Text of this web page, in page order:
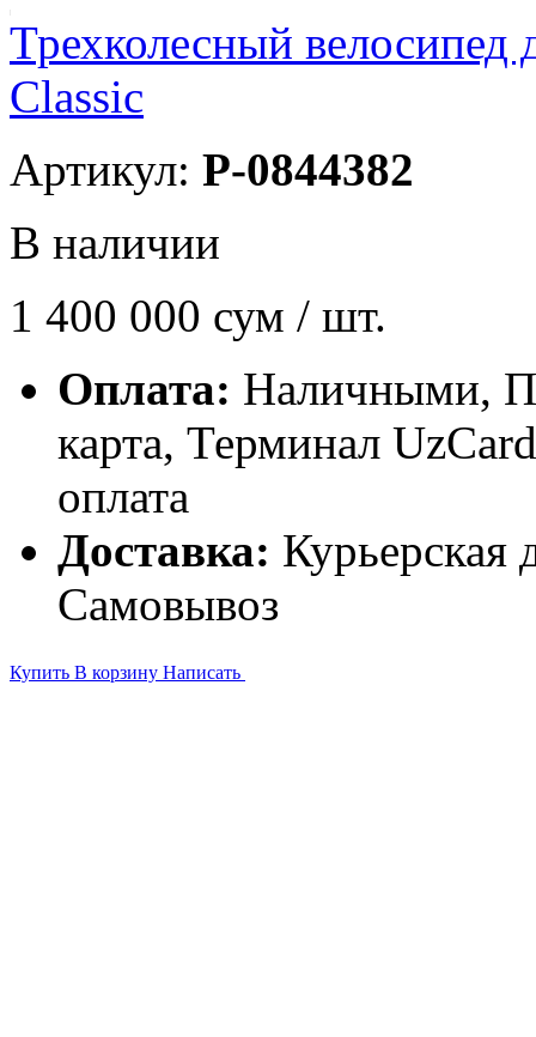
Трехколесный
Classic
Артикул: P-0844382
В наличии
1 400 000 сум / шт.
Оплата: Наличными,
карта, Терминал
оплата
Доставка: Курьерская
Самовывоз
Купить В корзину Написать